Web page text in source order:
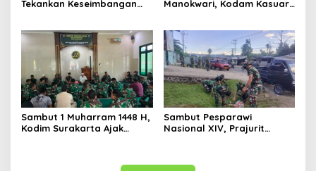
Tekankan Keseimbangan
Manokwari, Kodam Kasuari
Sambut 1 Muharram 1448 H,
Kodim Surakarta Ajak
Sambut Pesparawi
Nasional XIV, Prajurit